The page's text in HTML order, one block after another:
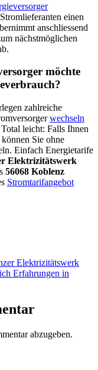
einen
anschliessend
nächstmöglichen
möchte
zahlreiche
wechseln
leicht: Falls Ihnen
Sie ohne
Einfach Energietarife
Elektrizitätswerk
56068 Koblenz
Stromtarifangebot
Elektrizitätswerk
Erfahrungen in
abzugeben.